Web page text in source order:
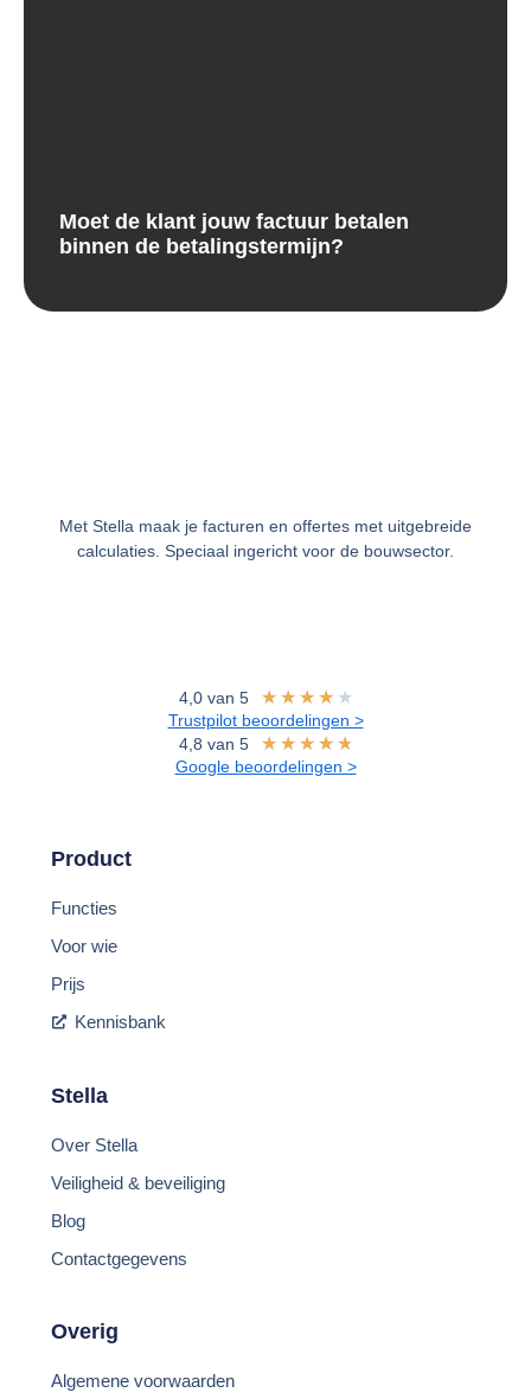
Moet de klant jouw factuur betalen
binnen de betalingstermijn?
Met Stella maak je facturen en offertes met uitgebreide
calculaties. Speciaal ingericht voor de bouwsector.
4,0 van 5 ★ ★ ★ ★ ★
Trustpilot beoordelingen >
4,8 van 5
★ ★ ★ ★ ★
Google beoordelingen >
Product
Functies
Voor wie
Prijs
Kennisbank
Stella
Over Stella
Veiligheid & beveiliging
Blog
Contactgegevens
Overig
Algemene voorwaarden